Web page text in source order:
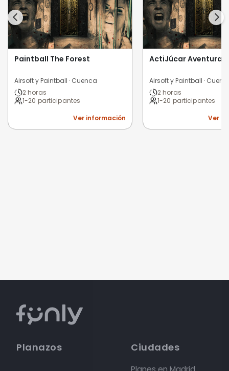
Paintball The Forest
Airsoft y Paintball · Cuenca
2 horas
1-20 participantes
Ver información
ActiJúcar Aventura
Airsoft y Paintball ·
2 horas
1-20 participantes
Ver
Planazos Ciudades